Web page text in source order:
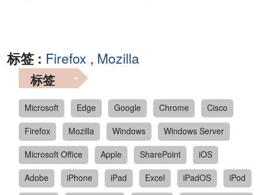
标签 : Firefox , Mozilla
标签
Microsoft Edge Google Chrome
Cisco
Firefox
Mozilla Windows
Windows Server
Microsoft Office
Apple SharePoint
iOS
Adobe
iPhone iPad Excel iPadOS
iPod